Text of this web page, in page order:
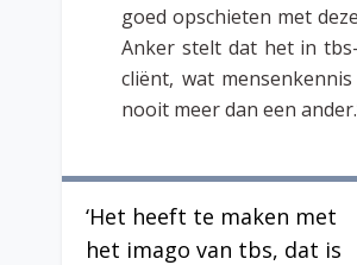
goed opschieten met
Anker stelt dat het in
cliënt, wat
nooit meer dan een
‘Het heeft te maken met
het imago van tbs, dat is